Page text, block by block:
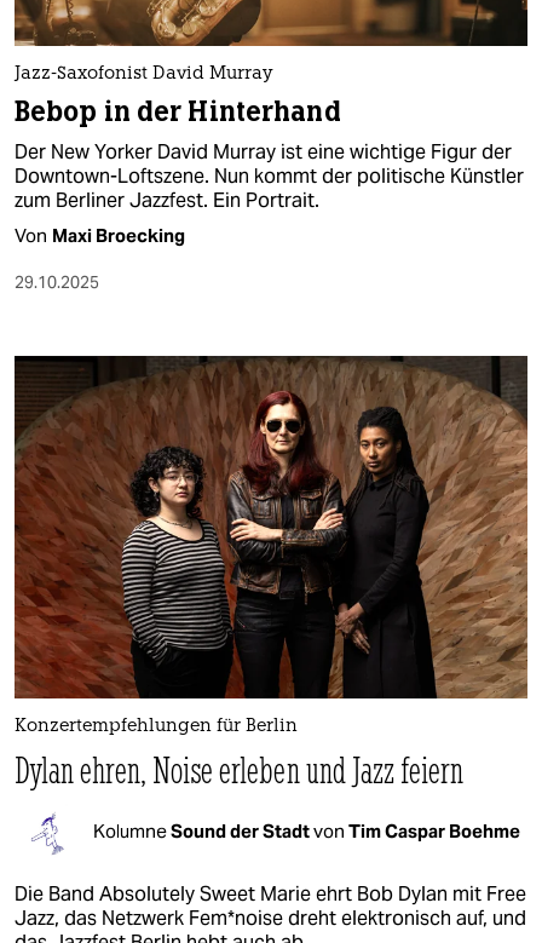
Jazz-Saxofonist David Murray
Bebop in der Hinterhand
Der New Yorker David Murray ist eine wichtige Figur der
Downtown-Loftszene. Nun kommt der politische Künstler
zum Berliner Jazzfest. Ein Portrait.
Von Maxi Broecking
29.10.2025
Konzertempfehlungen für Berlin
Dylan ehren, Noise erleben und Jazz feiern
KolumneSound der Stadtvon Tim Caspar Boehme
Die Band Absolutely Sweet Marie ehrt Bob Dylan mit Free
Jazz, das Netzwerk Fem*­noi­se dreht elektronisch auf, und